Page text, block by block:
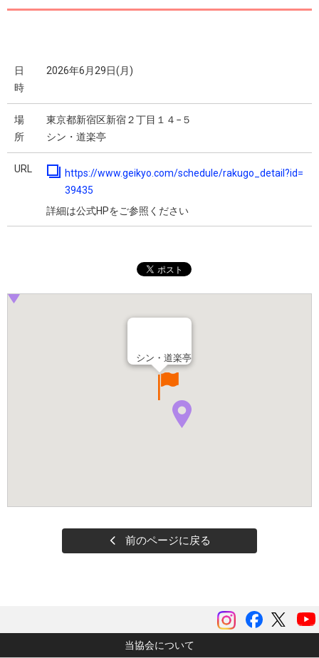
日
時
2026年6月29日(月)
場
所
東京都新宿区新宿２丁目１４−５
シン・道楽亭
URL
https://www.geikyo.com/schedule/rakugo_detail?id=
39435
詳細は公式HPをご参照ください
シン・道楽亭
前のページに戻る
ツイ
Facebook
instagram
当協会について